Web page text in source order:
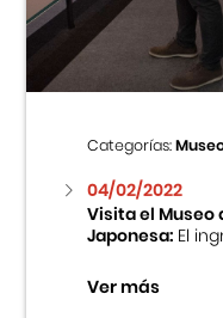
Categorías:
04/02/2022
Visita el Museo
Japonesa:El
Ver más